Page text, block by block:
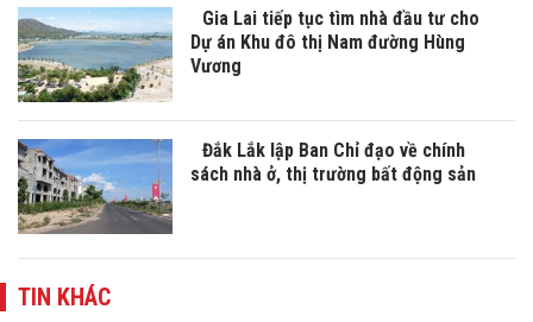
Gia Lai tiếp tục tìm nhà đầu tư cho
Dự án Khu đô thị Nam đường Hùng
Vương
Đắk Lắk lập Ban Chỉ đạo về chính
sách nhà ở, thị trường bất động sản
TIN KHÁC